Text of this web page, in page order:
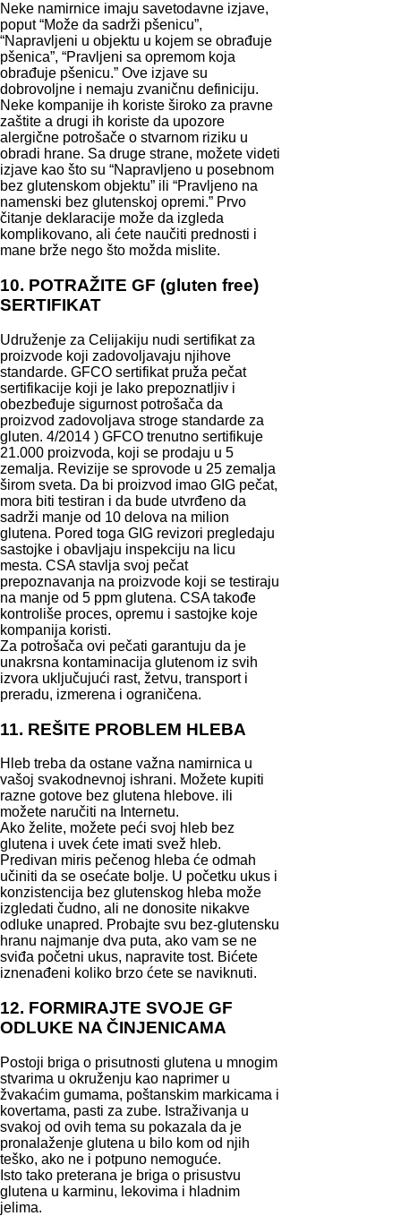
Neke namirnice imaju savetodavne izjave,
poput “Može da sadrži pšenicu”,
“Napravljeni u objektu u kojem se obrađuje
pšenica”, “Pravljeni sa opremom koja
obrađuje pšenicu.” Ove izjave su
dobrovoljne i nemaju zvaničnu definiciju.
Neke kompanije ih koriste široko za pravne
zaštite a drugi ih koriste da upozore
alergične potrošače o stvarnom riziku u
obradi hrane. Sa druge strane, možete videti
izjave kao što su “Napravljeno u posebnom
bez glutenskom objektu” ili “Pravljeno na
namenski bez glutenskoj opremi.” Prvo
čitanje deklaracije može da izgleda
komplikovano, ali ćete naučiti prednosti i
mane brže nego što možda mislite.
10. POTRAŽITE GF (gluten free)
SERTIFIKAT
Udruženje za Celijakiju nudi sertifikat za
proizvode koji zadovoljavaju njihove
standarde. GFCO sertifikat pruža pečat
sertifikacije koji je lako prepoznatljiv i
obezbeđuje sigurnost potrošača da
proizvod zadovoljava stroge standarde za
gluten. 4/2014 ) GFCO trenutno sertifikuje
21.000 proizvoda, koji se prodaju u 5
zemalja. Revizije se sprovode u 25 zemalja
širom sveta. Da bi proizvod imao GIG pečat,
mora biti testiran i da bude utvrđeno da
sadrži manje od 10 delova na milion
glutena. Pored toga GIG revizori pregledaju
sastojke i obavljaju inspekciju na licu
mesta. CSA stavlja svoj pečat
prepoznavanja na proizvode koji se testiraju
na manje od 5 ppm glutena. CSA takođe
kontroliše proces, opremu i sastojke koje
kompanija koristi.
Za potrošača ovi pečati garantuju da je
unakrsna kontaminacija glutenom iz svih
izvora uključujući rast, žetvu, transport i
preradu, izmerena i ograničena.
11. REŠITE PROBLEM HLEBA
Hleb treba da ostane važna namirnica u
vašoj svakodnevnoj ishrani. Možete kupiti
razne gotove bez glutena hlebove. ili
možete naručiti na Internetu.
Ako želite, možete peći svoj hleb bez
glutena i uvek ćete imati svež hleb.
Predivan miris pečenog hleba će odmah
učiniti da se osećate bolje. U početku ukus i
konzistencija bez glutenskog hleba može
izgledati čudno, ali ne donosite nikakve
odluke unapred. Probajte svu bez-glutensku
hranu najmanje dva puta, ako vam se ne
sviđa početni ukus, napravite tost. Bićete
iznenađeni koliko brzo ćete se naviknuti.
12. FORMIRAJTE SVOJE GF
ODLUKE NA ČINJENICAMA
Postoji briga o prisutnosti glutena u mnogim
stvarima u okruženju kao naprimer u
žvakaćim gumama, poštanskim markicama i
kovertama, pasti za zube. Istraživanja u
svakoj od ovih tema su pokazala da je
pronalaženje glutena u bilo kom od njih
teško, ako ne i potpuno nemoguće.
Isto tako preterana je briga o prisustvu
glutena u karminu, lekovima i hladnim
jelima.